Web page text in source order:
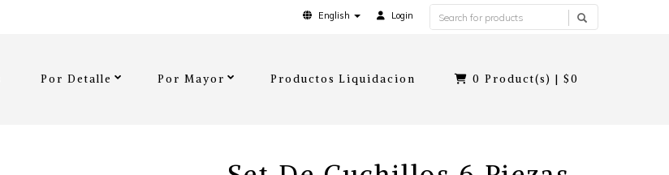
English Login
Por Detalle Por Mayor Productos Liquidacion 0 Product(s) |$0